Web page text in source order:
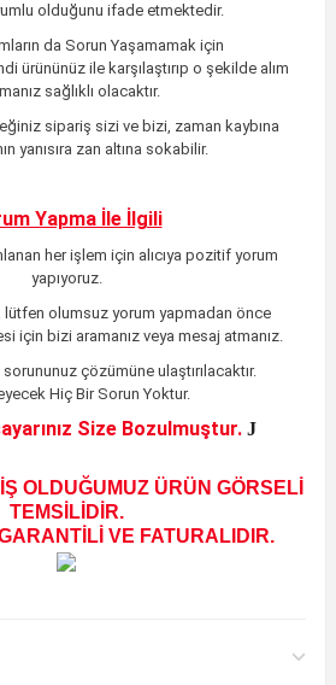
olduğunu ifade etmektedir.
da Sorun Yaşamamak için
ürününüz ile karşılaştırıp o şekilde alım
sağlıklı olacaktır.
sipariş sizi ve bizi, zaman kaybına
yanısıra zan altına sokabilir.
Yapma İle İlgili
her işlem için alıcıya pozitif yorum
yapıyoruz.
olumsuz yorum yapmadan önce
için bizi aramanız veya mesaj atmanız.
çözümüne ulaştırılacaktır.
Hiç Bir Sorun Yoktur.
Size Bozulmuştur. J
OLDUĞUMUZ ÜRÜN GÖRSELİ
TEMSİLİDİR.
VE FATURALIDIR.